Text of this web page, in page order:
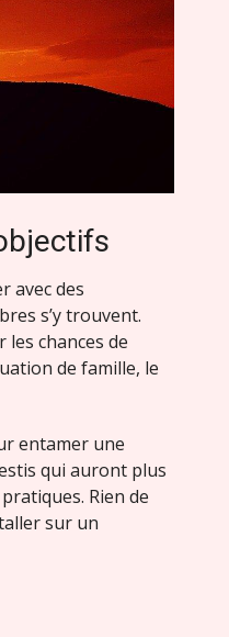
avec des
s’y trouvent.
les chances de
de famille, le
entamer une
qui auront plus
Rien de
sur un